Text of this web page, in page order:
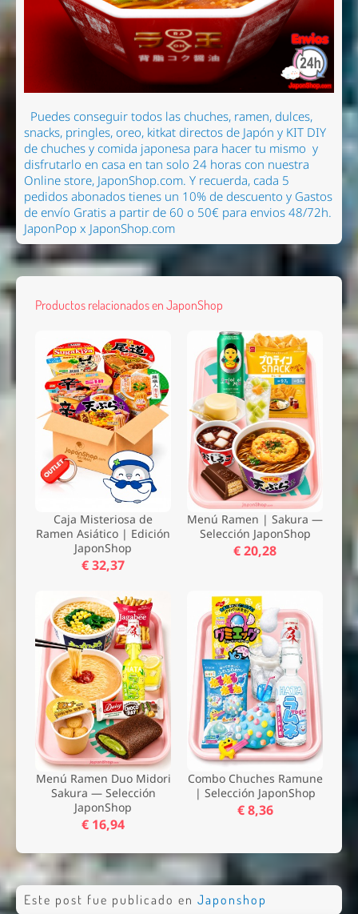
Puedes conseguir todos las chuches, ramen, dulces,
snacks, pringles, oreo, kitkat directos de Japón y KIT DIY
de chuches y comida japonesa para hacer tu mismo y
disfrutarlo en casa en tan solo 24 horas con nuestra
Online store, JaponShop.com. Y recuerda, cada 5
pedidos abonados tienes un 10% de descuento y Gastos
de envío Gratis a partir de 60 o 50€ para envios 48/72h.
JaponPop x JaponShop.com
Productos relacionados en JaponShop
Caja Misteriosa de
Ramen Asiático | Edición
JaponShop
€ 32,37
Menú Ramen | Sakura —
Selección JaponShop
€ 20,28
Menú Ramen Duo Midori
Sakura — Selección
JaponShop
€ 16,94
Combo Chuches Ramune
| Selección JaponShop
€ 8,36
Este post fue publicado en Japonshop
Nombre *